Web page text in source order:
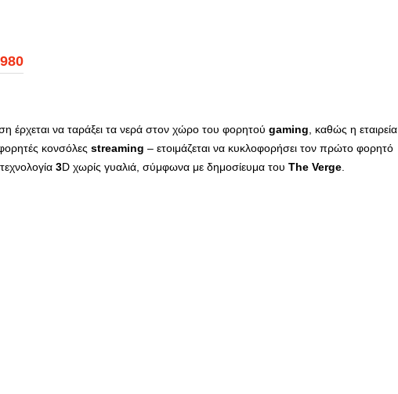
έρχεται να ταράξει τα νερά στον χώρο του φορητού gaming , καθώς η εταιρεία
κονσόλες streaming – ετοιμάζεται να κυκλοφορήσει τον πρώτο φορητό
3D χωρίς γυαλιά, σύμφωνα με δημοσίευμα του The Verge